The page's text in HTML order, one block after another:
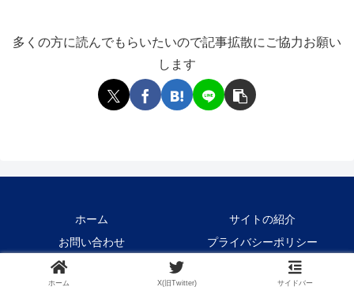
多くの方に読んでもらいたいので記事拡散にご協力お願い
します
ホーム
サイトの紹介
お問い合わせ
プライバシーポリシー
Copyright © 2021-2026 Crane1000 All Rights Reserved.
ホーム X(旧Twitter) サイドバー